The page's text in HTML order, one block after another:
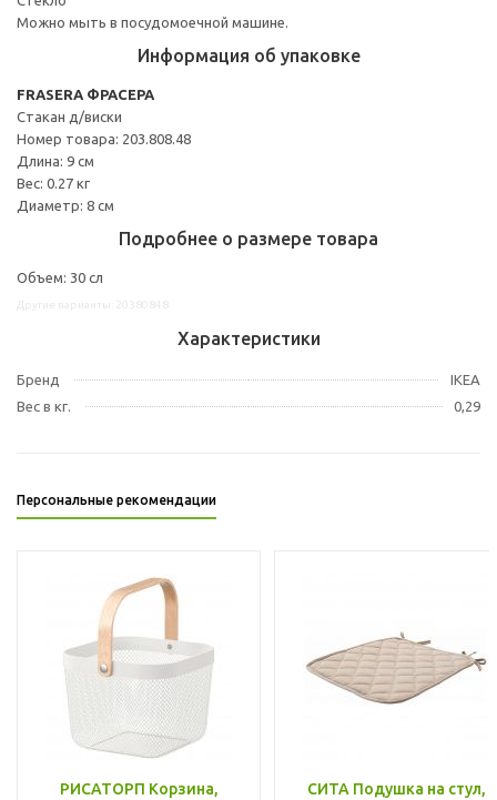
Можно мыть в посудомоечной машине.
Информация об упаковке
FRASERA ФРАСЕРА
Стакан д/виски
Номер товара: 203.808.48
Длина: 9 см
Вес: 0.27 кг
Диаметр: 8 см
Подробнее о размере товара
Объем: 30 сл
Характеристики
Бренд
IKEA
Вес в кг.
0,29
Персональные рекомендации
РИСАТОРП Корзина,
СИТА Подушка на стул,